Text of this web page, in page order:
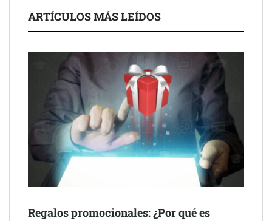
NOVA: innovación y diseño que transforman espacios de la
mano de Tormo Franquicias
ARTÍCULOS MÁS LEÍDOS
Regalos promocionales: ¿Por qué es